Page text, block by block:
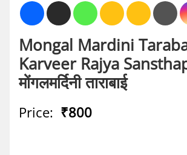
Mongal Mardini
Karveer Rajya
मोंगलमर्दिनी ताराबाई
Price: ₹800